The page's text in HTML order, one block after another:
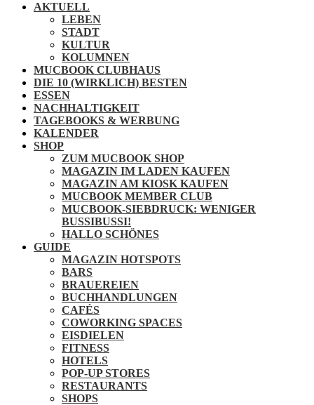
AKTUELL
LEBEN
STADT
KULTUR
KOLUMNEN
MUCBOOK CLUBHAUS
DIE 10 (WIRKLICH) BESTEN
ESSEN
NACHHALTIGKEIT
TAGEBOOKS & WERBUNG
KALENDER
SHOP
ZUM MUCBOOK SHOP
MAGAZIN IM LADEN KAUFEN
MAGAZIN AM KIOSK KAUFEN
MUCBOOK MEMBER CLUB
MUCBOOK-SIEBDRUCK: WENIGER
BUSSIBUSSI!
HALLO SCHÖNES
GUIDE
MAGAZIN HOTSPOTS
BARS
BRAUEREIEN
BUCHHANDLUNGEN
CAFÉS
COWORKING SPACES
EISDIELEN
FITNESS
HOTELS
POP-UP STORES
RESTAURANTS
SHOPS